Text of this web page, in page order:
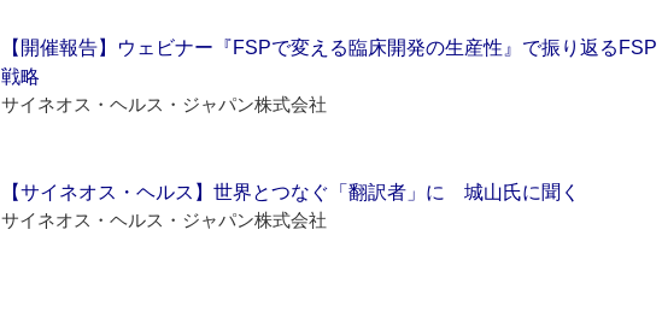
【開催報告】ウェビナー『FSPで変える臨床開発の生産性』で振り返るFSP
戦略
サイネオス・ヘルス・ジャパン株式会社
【サイネオス・ヘルス】世界とつなぐ「翻訳者」に 城山氏に聞く
サイネオス・ヘルス・ジャパン株式会社